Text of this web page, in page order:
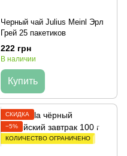
Черный чай Julius Meinl Эрл
Грей 25 пакетиков
222 грн
В наличии
Купить
СКИДКА
−5%
КОЛИЧЕСТВО ОГРАНИЧЕНО